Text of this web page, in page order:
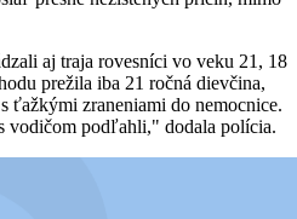
aj traja rovesníci vo veku 21, 18
prežila iba 21 ročná dievčina,
ťažkými zraneniami do nemocnice.
vodičom podľahli," dodala polícia.